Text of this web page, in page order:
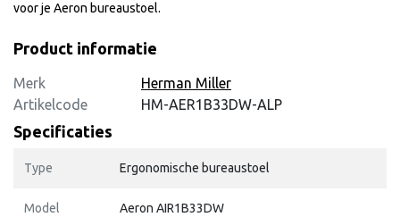
voor je Aeron bureaustoel.
Product informatie
Merk
Herman Miller
Artikelcode
HM-AER1B33DW-ALP
Specificaties
Type Ergonomische bureaustoel
Model Aeron AIR1B33DW